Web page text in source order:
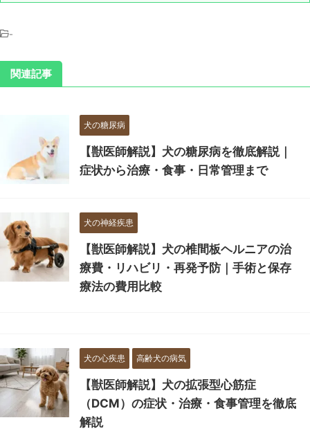
-
関連記事
犬の糖尿病
【獣医師解説】犬の糖尿病を徹底解説｜
症状から治療・食事・日常管理まで
犬の神経疾患
【獣医師解説】犬の椎間板ヘルニアの治
療費・リハビリ・再発予防｜手術と保存
療法の費用比較
犬の心疾患 高齢犬の病気
【獣医師解説】犬の拡張型心筋症
（DCM）の症状・治療・食事管理を徹底
解説